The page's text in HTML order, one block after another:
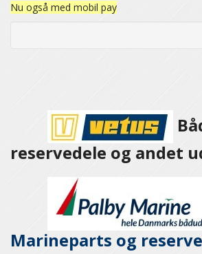
Nu også med mobil pay
reservedele og andet
Marineparts og